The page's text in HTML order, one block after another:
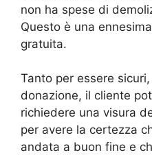
non ha spese di
Questo è una
gratuita.
Tanto per essere
donazione, il cliente
richiedere una visura
per avere la certezza
andata a buon fine e